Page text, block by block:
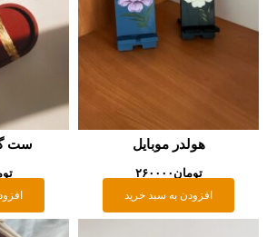
هولدر موبایل
تومان۲۶۰۰۰۰
افزودن به سبد خرید
ست
تومان
افزودن